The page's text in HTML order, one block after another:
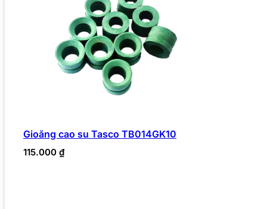
Gioăng cao su Tasco TB014GK10
115.000 ₫